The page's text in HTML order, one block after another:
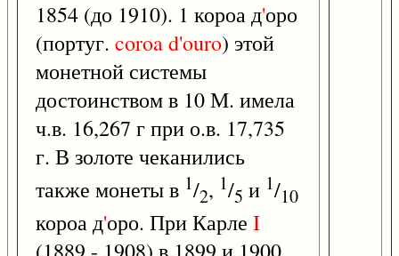
1854 (до 1910). 1 короа д'оро
(португ. coroad'ouro) этой
монетной системы
достоинством в 10 М. имела
ч.в. 16,267 г при о.в. 17,735
г. В золоте чеканились
также монеты в 1/2, 1/5 и 1/10
короа д'оро. При Карле I